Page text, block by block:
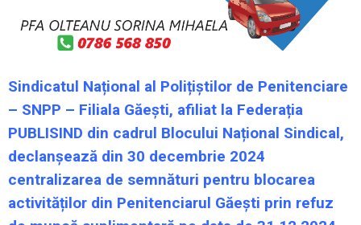
Sindicatul Național al Polițiștilor de Penitenciare
– SNPP – Filiala Găești, afiliat la Federația
PUBLISIND din cadrul Blocului Național Sindical,
declanșează din 30 decembrie 2024
centralizarea de semnături pentru blocarea
activităților din Penitenciarul Găești prin refuz